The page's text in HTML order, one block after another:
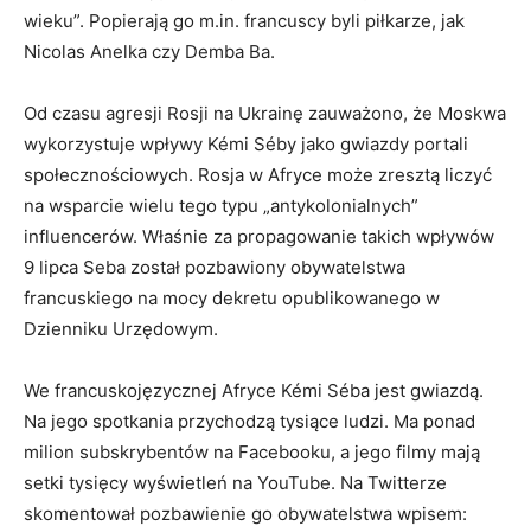
wieku”. Popierają go m.in. francuscy byli piłkarze, jak
Nicolas Anelka czy Demba Ba.
Od czasu agresji Rosji na Ukrainę zauważono, że Moskwa
wykorzystuje wpływy Kémi Séby jako gwiazdy portali
społecznościowych. Rosja w Afryce może zresztą liczyć
na wsparcie wielu tego typu „antykolonialnych”
influencerów. Właśnie za propagowanie takich wpływów
9 lipca Seba został pozbawiony obywatelstwa
francuskiego na mocy dekretu opublikowanego w
Dzienniku Urzędowym.
We francuskojęzycznej Afryce Kémi Séba jest gwiazdą.
Na jego spotkania przychodzą tysiące ludzi. Ma ponad
milion subskrybentów na Facebooku, a jego filmy mają
setki tysięcy wyświetleń na YouTube. Na Twitterze
skomentował pozbawienie go obywatelstwa wpisem: